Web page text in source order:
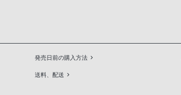
発売日前の購入方法
送料、配送